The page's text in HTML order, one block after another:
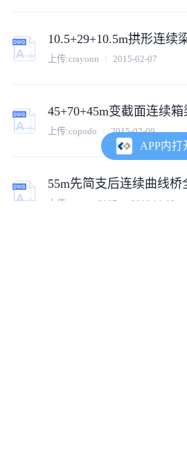
10.5+29+10.5m拱形连续
上传:crayonn 2015-02-07
45+70+45m变截面连续
上传:copodo 2015-02-09
55m先简支后连续曲线桥
上传: tumux_2167 2018-11-02
APP内打